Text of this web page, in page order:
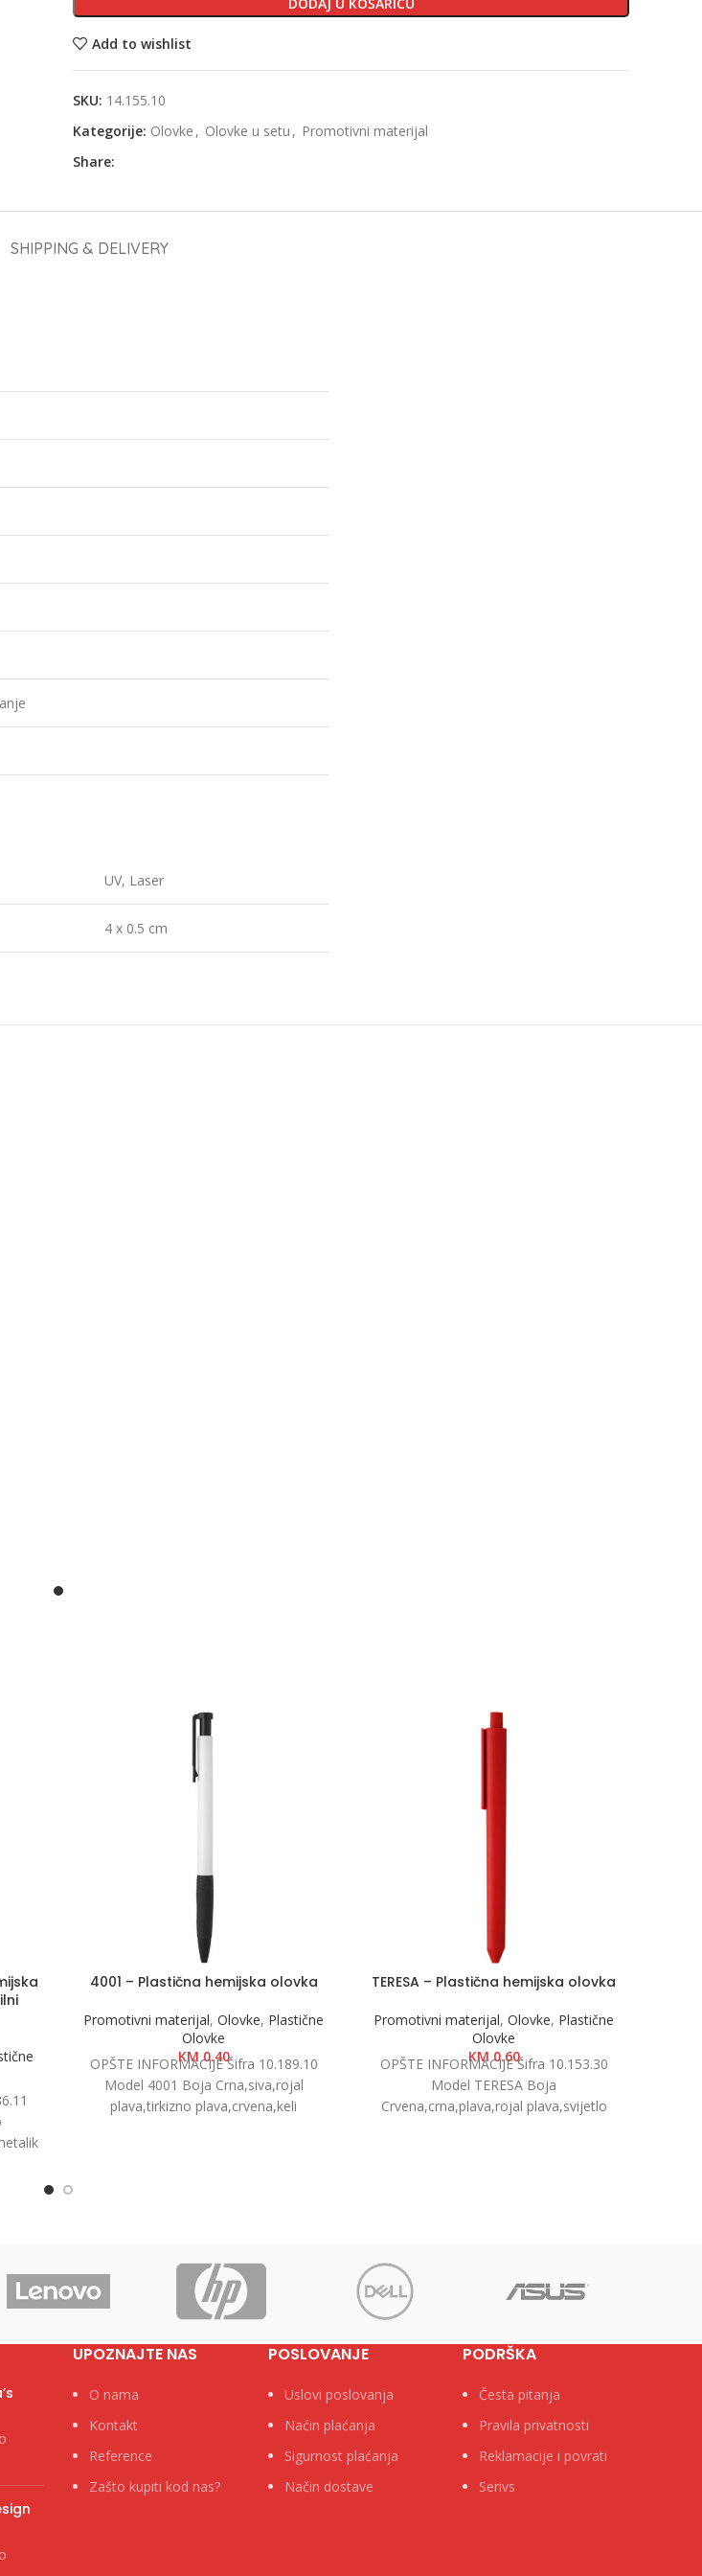
Add to wishlist
SKU: 14.155.10
Kategorije: Olovke , Olovke u setu , Promotivni materijal
Share:
SHIPPING & DELIVERY
UV, Laser
4 x 0.5 cm
4001 – Plastična hemijska olovka
Promotivni materijal, Olovke, Plastične
Olovke
KM0.40
OPŠTE INFORMACIJE Šifra 10.189.10
Model 4001 Boja Crna,siva,rojal
plava,tirkizno plava,crvena,keli
TERESA – Plastična hemijska olovka
Promotivni materijal, Olovke, Plastične
Olovke
KM0.60
OPŠTE INFORMACIJE Šifra 10.153.30
Model TERESA Boja
Crvena,crna,plava,rojal plava,svijetlo
UPOZNAJTE NAS
O nama
Kontakt
Reference
Zašto kupiti kod nas?
POSLOVANJE
Uslovi poslovanja
Naćin plaćanja
Sigurnost plaćanja
Način dostave
PODRŠKA
Česta pitanja
Pravila privatnosti
Reklamacije i povrati
Serivs